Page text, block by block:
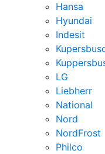
Hansa
Hyundai
Indesit
LG
Liebherr
National
Nord
NordFrost
Philco